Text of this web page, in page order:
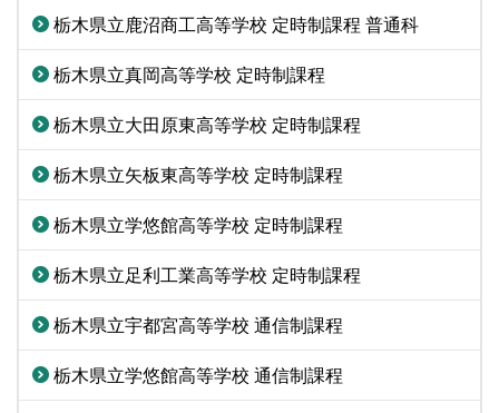
栃木県立鹿沼商工高等学校 定時制課程 普通科
栃木県立真岡高等学校 定時制課程
栃木県立大田原東高等学校 定時制課程
栃木県立矢板東高等学校 定時制課程
栃木県立学悠館高等学校 定時制課程
栃木県立足利工業高等学校 定時制課程
栃木県立宇都宮高等学校 通信制課程
栃木県立学悠館高等学校 通信制課程